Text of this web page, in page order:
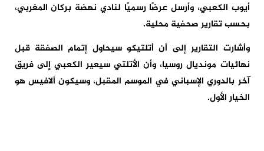
أيوب الكعبي، وأرسل عرضًا رسميًا لنادي نهضة بركان المغربي،
بحسب تقارير صحفية محلية.
وأشارت التقارير إلى أن أتلتيكو سيحاول إتمام الصفقة قبل
نهائيات مونديال روسيا، وأن الأتلتي سيعير الكعبي إلى فريق
آخر بالدوري الإسباني في الموسم المقبل، وسيكون ألافيس هو
الخيار الأول.